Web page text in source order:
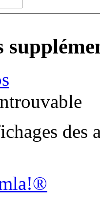
des